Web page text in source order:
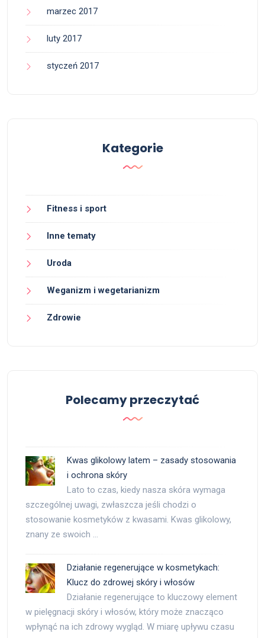
marzec 2017
luty 2017
styczeń 2017
Kategorie
Fitness i sport
Inne tematy
Uroda
Weganizm i wegetarianizm
Zdrowie
Polecamy przeczytać
Kwas glikolowy latem – zasady stosowania
i ochrona skóry
Lato to czas, kiedy nasza skóra wymaga
szczególnej uwagi, zwłaszcza jeśli chodzi o
stosowanie kosmetyków z kwasami. Kwas glikolowy,
znany ze swoich …
Działanie regenerujące w kosmetykach:
Klucz do zdrowej skóry i włosów
Działanie regenerujące to kluczowy element
w pielęgnacji skóry i włosów, który może znacząco
wpłynąć na ich zdrowy wygląd. W miarę upływu czasu